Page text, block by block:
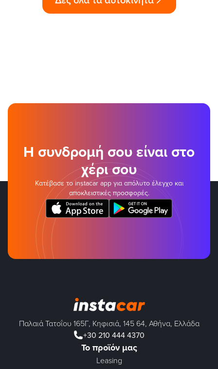
Η συνδρομή σου είναι στο
χέρι σου
Κατέβασε το instacar app για απόλυτο έλεγχο και
αποκλειστικές προσφορές.
Παλαιά Τατοΐου 165Γ, Κηφισιά, 145 64, Αθήνα, Ελλάδα
+30 210 444 4370
Το προϊόν μας
Leasing